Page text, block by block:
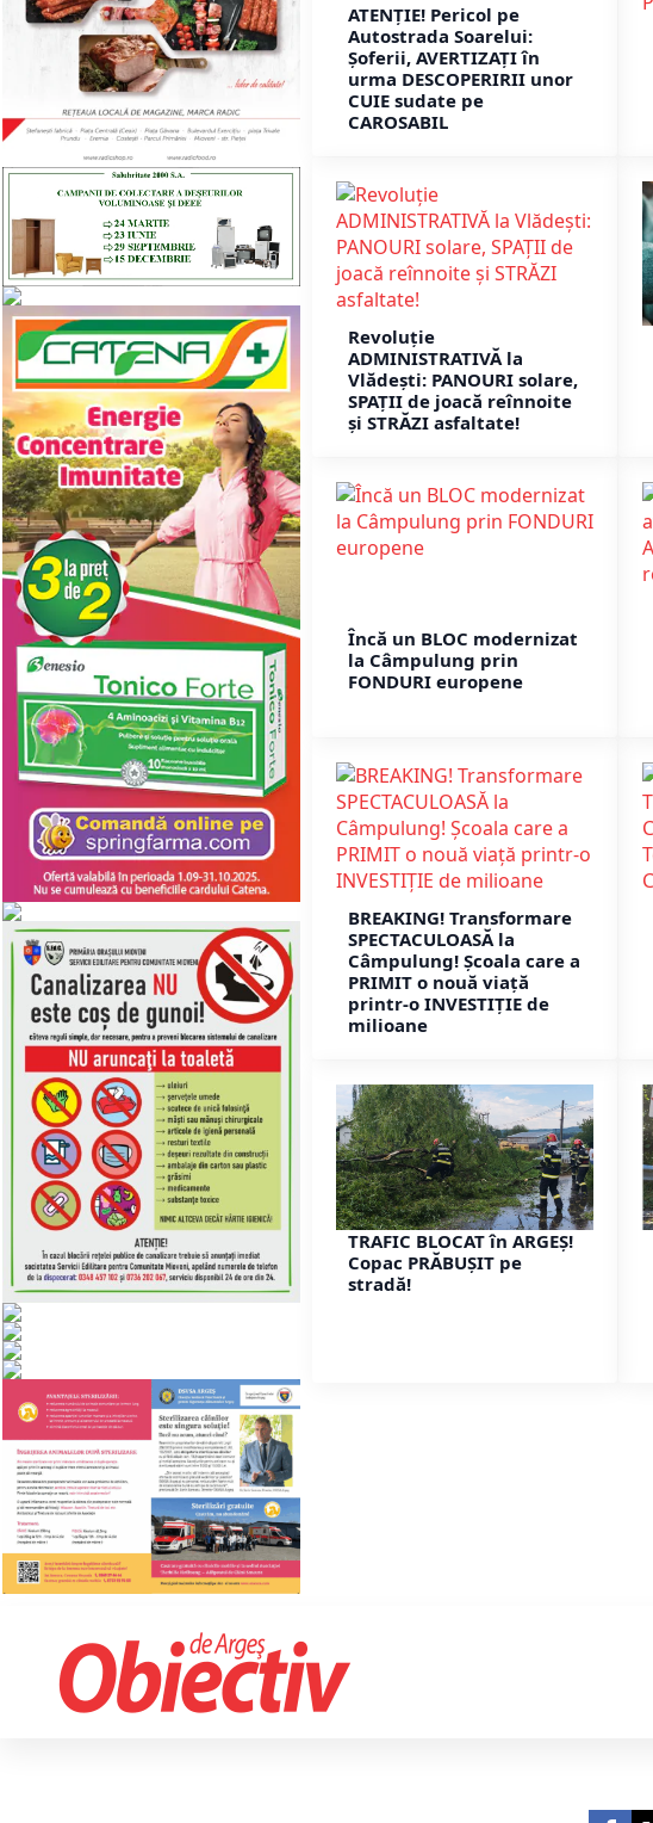
ATENȚIE! Pericol pe
Autostrada Soarelui:
Șoferii, AVERTIZAȚI în
urma DESCOPERIRII unor
CUIE sudate pe
CAROSABIL
Revoluție
ADMINISTRATIVĂ la
Vlădești: PANOURI solare,
SPAȚII de joacă reînnoite
și STRĂZI asfaltate!
Încă un BLOC modernizat
la Câmpulung prin
FONDURI europene
BREAKING! Transformare
SPECTACULOASĂ la
Câmpulung! Școala care a
PRIMIT o nouă viață
printr-o INVESTIȚIE de
milioane
TRAFIC BLOCAT în ARGEȘ!
Copac PRĂBUȘIT pe
stradă!